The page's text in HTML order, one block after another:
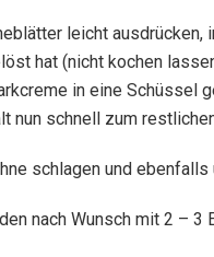
leicht
hat (nicht kochen
in eine Schüssel
nun schnell zum
schlagen und
nach Wunsch mit 2 – 3